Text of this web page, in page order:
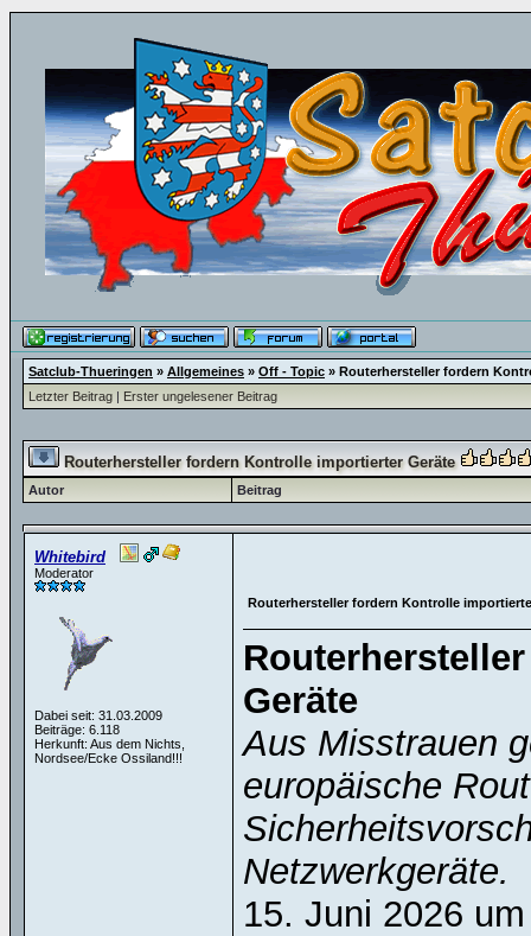
Satclub-Thueringen » Allgemeines » Off - Topic » Routerhersteller fordern
Letzter Beitrag | Erster ungelesener Beitrag
Routerhersteller fordern Kontrolle importierter Geräte
Autor Beitrag
Whitebird
Moderator
Dabei seit: 31.03.2009
Beiträge: 6.118
Herkunft: Aus dem Nichts,
Nordsee/Ecke Ossiland!!!
Routerhersteller fordern Kontrolle
Geräte
Aus Misstrauen
europäische
Netzwerkgeräte.
15. Juni 2026